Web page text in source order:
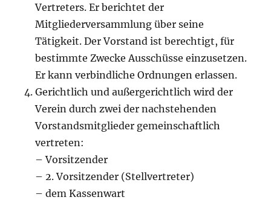
Vertreters. Er berichtet der
Mitgliederversammlung über seine
Tätigkeit. Der Vorstand ist berechtigt, für
bestimmte Zwecke Ausschüsse einzusetzen.
Er kann verbindliche Ordnungen erlassen.
Gerichtlich und außergerichtlich wird der
Verein durch zwei der nachstehenden
Vorstandsmitglieder gemeinschaftlich
vertreten:
– Vorsitzender
– 2. Vorsitzender (Stellvertreter)
– dem Kassenwart